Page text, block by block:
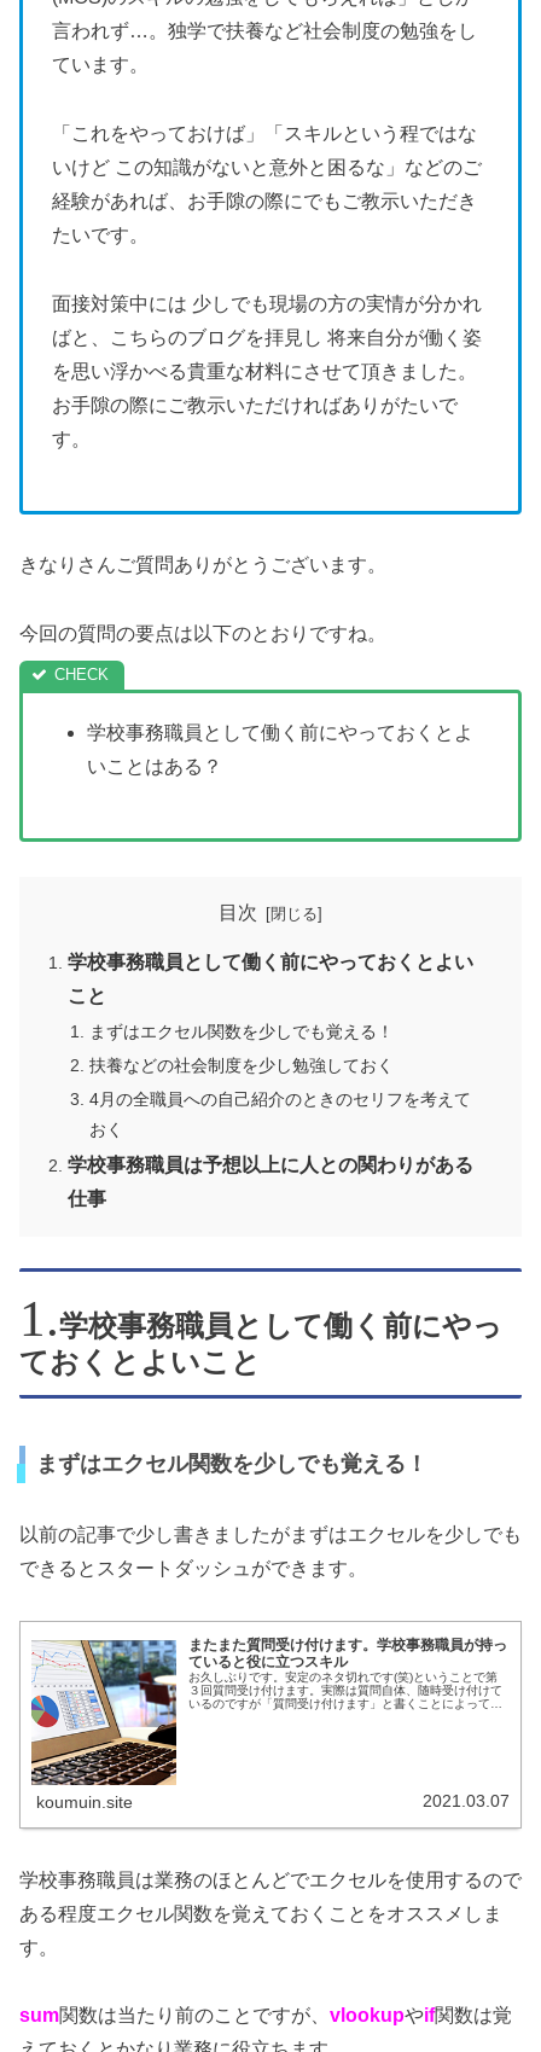
言われず…。独学で扶養など社会制度の勉強をし
ています。
「これをやっておけば」「スキルという程ではな
いけど この知識がないと意外と困るな」などのご
経験があれば、お手隙の際にでもご教示いただき
たいです。
面接対策中には 少しでも現場の方の実情が分かれ
ばと、こちらのブログを拝見し 将来自分が働く姿
を思い浮かべる貴重な材料にさせて頂きました。
お手隙の際にご教示いただければありがたいで
す。
きなりさんご質問ありがとうございます。
今回の質問の要点は以下のとおりですね。
学校事務職員として働く前にやっておくとよ
いことはある？
目次
学校事務職員として働く前にやっておくとよい
こと
まずはエクセル関数を少しでも覚える！
扶養などの社会制度を少し勉強しておく
4月の全職員への自己紹介のときのセリフを考えて
おく
学校事務職員は予想以上に人との関わりがある
仕事
学校事務職員として働く前にやっ
ておくとよいこと
まずはエクセル関数を少しでも覚える！
以前の記事で少し書きましたがまずはエクセルを少しでも
できるとスタートダッシュができます。
またまた質問受け付けます。学校事務職員が持っ
ていると役に立つスキル
お久しぶりです。安定のネタ切れです(笑)ということで第
３回質問受け付けます。実際は質問自体、随時受け付けて
いるのですが「質問受け付けます」と書くことによって質
koumuin.site 2021.03.07
学校事務職員は業務のほとんどでエクセルを使用するので
ある程度エクセル関数を覚えておくことをオススメしま
す。
sum関数は当たり前のことですが、 vlookupやif関数は覚